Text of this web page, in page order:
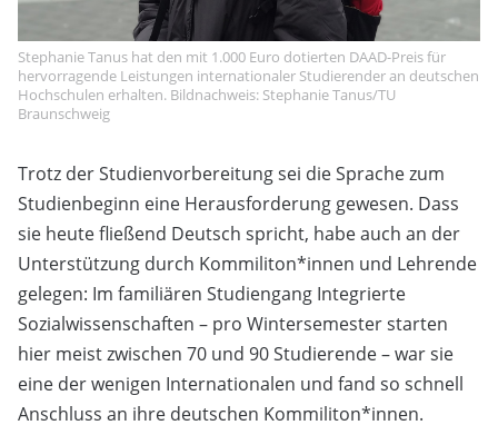
Stephanie Tanus hat den mit 1.000 Euro dotierten DAAD-Preis für
hervorragende Leistungen internationaler Studierender an deutschen
Hochschulen erhalten. Bildnachweis: Stephanie Tanus/TU
Braunschweig
Trotz der Studienvorbereitung sei die Sprache zum
Studienbeginn eine Herausforderung gewesen. Dass
sie heute fließend Deutsch spricht, habe auch an der
Unterstützung durch Kommiliton*innen und Lehrende
gelegen: Im familiären Studiengang Integrierte
Sozialwissenschaften – pro Wintersemester starten
hier meist zwischen 70 und 90 Studierende – war sie
eine der wenigen Internationalen und fand so schnell
Anschluss an ihre deutschen Kommiliton*innen.